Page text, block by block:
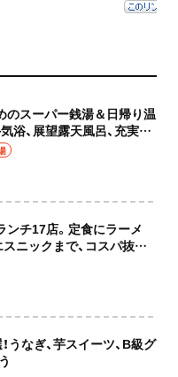
のスーパー銭湯＆日帰り温
浴、展望露天風呂、充実の
チ17店。定食にラーメ
スニックまで、コスパ抜群
網羅してご紹介！
なぎ、芋スイーツ、B級グ